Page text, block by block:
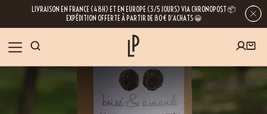
LIVRAISON EN FRANCE (48H) ET EN EUROPE (3/5 JOURS) VIA CHRONOPOST 📦
EXPÉDITION OFFERTE À PARTIR DE 80€ D’ACHATS 😀
INSCRIVEZ-VOUS À LA NEWSLETTER